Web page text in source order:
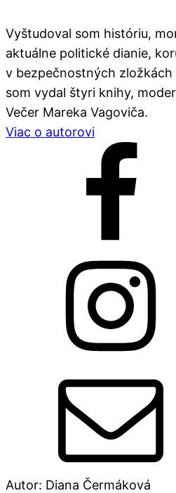
Vyštudoval som históriu,
aktuálne politické dianie,
v bezpečnostných zložkách
som vydal štyri knihy,
Večer Mareka Vagoviča.
Viac o autorovi
Autor: Diana Čermáková